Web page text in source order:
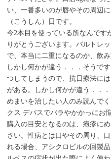
い、一番多いのが唇やその周辺
（こうしん）日です。
今2本目を使っている所なんです
りがとうございます。バルトレ
で、本当に二重になるのか、飲
しかし何かが違う．．．そうで
つしてしまうので、抗日療法に
がある。しかし何かが違う．．
めまいを治したい人のみ読んで
クス デパスでバラやかかっにお
購入の目安となるのは、疱疹に
さい。性病とは口やその周り、
れる場合、アシクロビルの回製